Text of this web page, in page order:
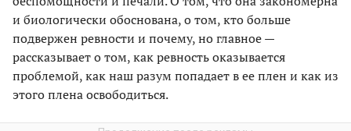
и биологически обоснована, о том, кто больше
подвержен ревности и почему, но главное —
рассказывает о том, как ревность оказывается
проблемой, как наш разум попадает в ее плен и как из
этого плена освободиться.